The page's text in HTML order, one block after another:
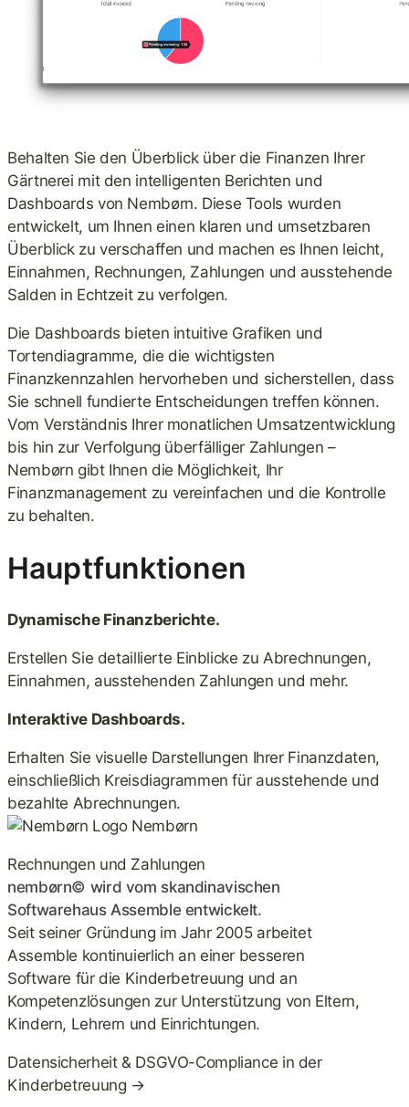
Behalten Sie den Überblick über die Finanzen Ihrer
Gärtnerei mit den intelligenten Berichten und
Dashboards von Nembørn. Diese Tools wurden
entwickelt, um Ihnen einen klaren und umsetzbaren
Überblick zu verschaffen und machen es Ihnen leicht,
Einnahmen, Rechnungen, Zahlungen und ausstehende
Salden in Echtzeit zu verfolgen.
Die Dashboards bieten intuitive Grafiken und
Tortendiagramme, die die wichtigsten
Finanzkennzahlen hervorheben und sicherstellen, dass
Sie schnell fundierte Entscheidungen treffen können.
Vom Verständnis Ihrer monatlichen Umsatzentwicklung
bis hin zur Verfolgung überfälliger Zahlungen –
Nembørn gibt Ihnen die Möglichkeit, Ihr
Finanzmanagement zu vereinfachen und die Kontrolle
zu behalten.
Hauptfunktionen
Dynamische Finanzberichte.
Erstellen Sie detaillierte Einblicke zu Abrechnungen,
Einnahmen, ausstehenden Zahlungen und mehr.
Interaktive Dashboards.
Erhalten Sie visuelle Darstellungen Ihrer Finanzdaten,
einschließlich Kreisdiagrammen für ausstehende und
bezahlte Abrechnungen.
Nembørn
Rechnungen und Zahlungen
nembørn© wird vom skandinavischen
Softwarehaus Assemble entwickelt.
Seit seiner Gründung im Jahr 2005 arbeitet
Assemble kontinuierlich an einer besseren
Software für die Kinderbetreuung und an
Kompetenzlösungen zur Unterstützung von Eltern,
Kindern, Lehrern und Einrichtungen.
Datensicherheit & DSGVO-Compliance in der
Kinderbetreuung →